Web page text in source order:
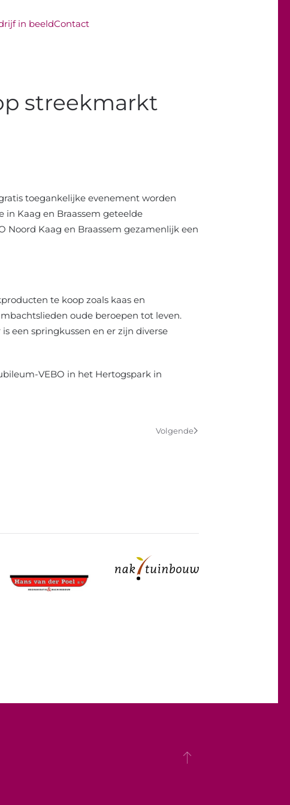
in beeldContact
streekmarkt
toegankelijke evenement worden
in Kaag en Braassem geteelde
Kaag en Braassem gezamenlijk een
te koop zoals kaas en
oude beroepen tot leven.
een springkussen en er zijn diverse
VEBO in het Hertogspark in
Volgende